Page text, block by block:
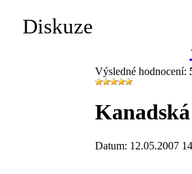
Diskuze
Výsledné hodnocení:
Datum: 12.05.2007